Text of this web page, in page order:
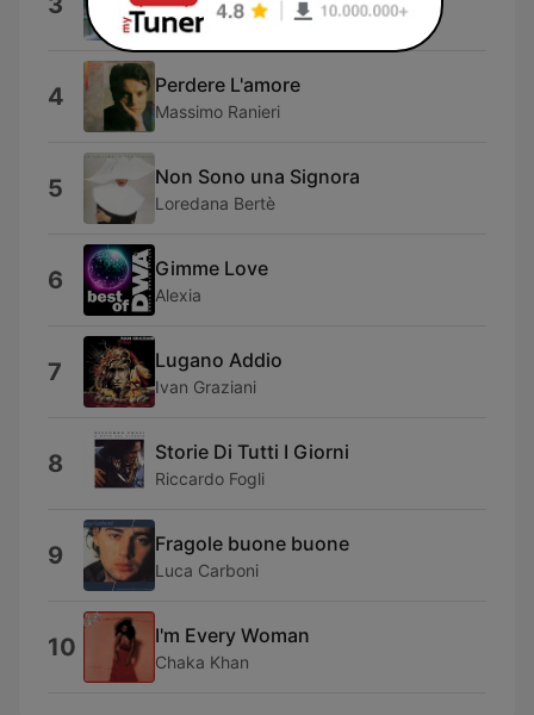
Gianni Togni
4 Perdere L'amore
Massimo Ranieri
5 Non Sono una Signora
Loredana Bertè
6 Gimme Love
Alexia
7 Lugano Addio
Ivan Graziani
8 Storie Di Tutti I Giorni
Riccardo Fogli
9 Fragole buone buone
Luca Carboni
10 I'm Every Woman
Chaka Khan